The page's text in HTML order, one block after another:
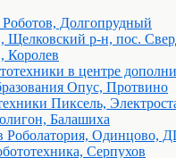
Долгопрудный
Щелковский р-н, пос.
Королев
в центре
Опус, Протвино
Пиксель,
Балашиха
Роболатория, Одинцово,
Серпухов